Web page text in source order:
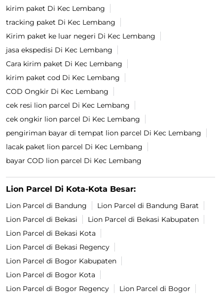
kirim paket Di Kec Lembang
tracking paket Di Kec Lembang
Kirim paket ke luar negeri Di Kec Lembang
jasa ekspedisi Di Kec Lembang
Cara kirim paket Di Kec Lembang
kirim paket cod Di Kec Lembang
COD Ongkir Di Kec Lembang
cek resi lion parcel Di Kec Lembang
cek ongkir lion parcel Di Kec Lembang
pengiriman bayar di tempat lion parcel Di Kec Lembang
lacak paket lion parcel Di Kec Lembang
bayar COD lion parcel Di Kec Lembang
Lion Parcel Di Kota-Kota Besar:
Lion Parcel di Bandung
Lion Parcel di Bandung Barat
Lion Parcel di Bekasi
Lion Parcel di Bekasi Kabupaten
Lion Parcel di Bekasi Kota
Lion Parcel di Bekasi Regency
Lion Parcel di Bogor Kabupaten
Lion Parcel di Bogor Kota
Lion Parcel di Bogor Regency
Lion Parcel di Bogor